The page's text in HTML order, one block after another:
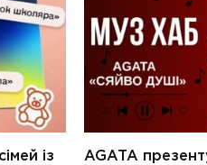
із
AGATA